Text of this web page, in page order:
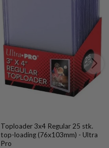
Toploader 3x4 Regular 25 stk.
top-loading (76x103mm) - Ultra
Pro